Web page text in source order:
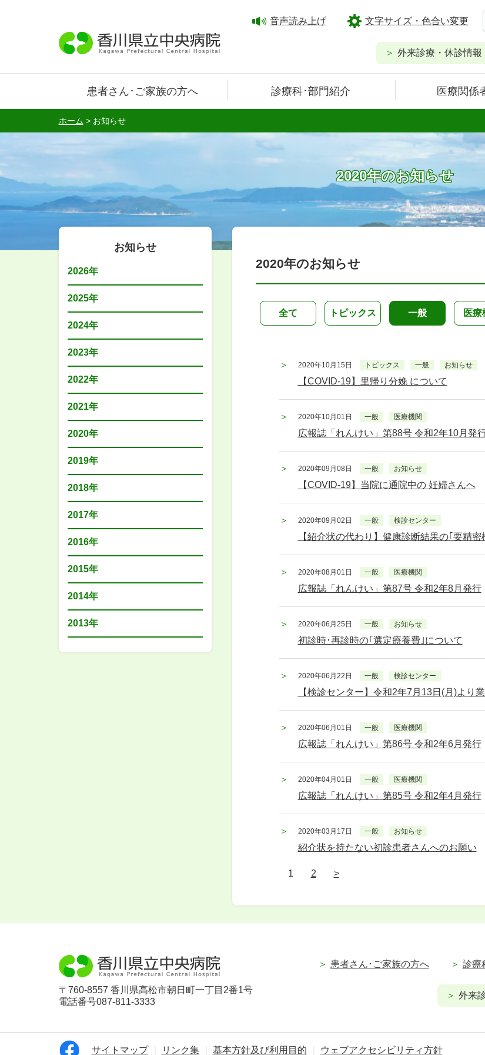
音声読み上げ 文字サイズ・色合い変更
外来診療・休診情報
患者さん･ご家族の方へ 診療科･部門紹介 医療関係
ホーム > お知らせ
2020年のお知らせ
2020年のお知らせ
全て トピックス 一般 医療
2020年10月15日 トピックス 一般 お知らせ
【COVID-19】里帰り分娩 について
2020年10月01日 一般 医療機関
広報誌「れんけい」第88号 令和2年10月発
2020年09月08日 一般 お知らせ
【COVID-19】当院に通院中の 妊婦さんへ
2020年09月02日 一般 検診センター
【紹介状の代わり】健康診断結果の｢要精
2020年08月01日 一般 医療機関
広報誌「れんけい」第87号 令和2年8月発行
2020年06月25日 一般 お知らせ
初診時･再診時の｢選定療養費｣について
2020年06月22日 一般 検診センター
【検診センター】令和2年7月13日(月)より
2020年06月01日 一般 医療機関
広報誌「れんけい」第86号 令和2年6月発行
2020年04月01日 一般 医療機関
広報誌「れんけい」第85号 令和2年4月発行
2020年03月17日 一般 お知らせ
紹介状を持たない初診患者さんへのお願い
1 2 >
お知らせ
2026年
2025年
2024年
2023年
2022年
2021年
2020年
2019年
2018年
2017年
2016年
2015年
2014年
2013年
〒760-8557 香川県高松市朝日町一丁目2番1号
電話番号087-811-3333
患者さん･ご家族の方へ 診療
外来
サイトマップ リンク集 基本方針及び利用目的 ウェブアクセシビリティ方針